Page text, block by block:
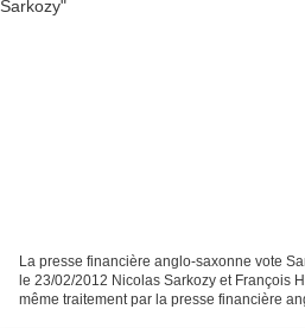
La presse financière anglo-saxonne vote
le 23/02/2012 Nicolas Sarkozy et François
même traitement par la presse financière